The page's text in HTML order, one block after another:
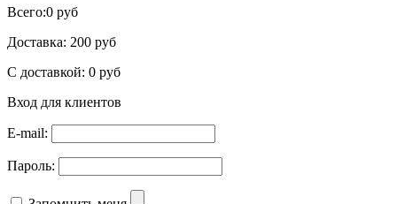
Всего:0 руб
Доставка: 200 руб
С доставкой: 0 руб
Вход для клиентов
E-mail:
Пароль: